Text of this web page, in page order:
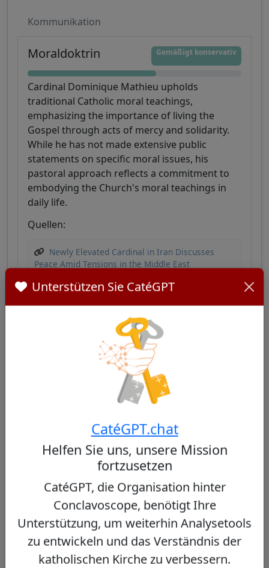
Kommunikation
Moraldoktrin Gemäßigt konservativ
Cardinal Dominique Mathieu upholds
traditional Catholic moral teachings,
emphasizing the importance of living the
Gospel through acts of mercy and solidarity.
While he has not made extensive public
statements on specific moral issues, his
pastoral approach reflects a commitment to
embodying the Church's moral teachings in
daily life.
Quellen:
Newly Elevated Cardinal in Iran Discusses
Peace Amid Tensions in the Middle East
Dominique Mathieu - Wikipedia
Ähnliche Kardinäle
Andere Kardinäle aus Iran
Keine ähnlichen Kardinäle gefunden
Andere Kardinäle aus demselben
Konsistorium
46/100
Fernando Chomalí
Unterstützen Sie CatéGPT
CatéGPT.chat
Helfen Sie uns, unsere Mission
fortzusetzen
CatéGPT, die Organisation hinter
Conclavoscope, benötigt Ihre
Unterstützung, um weiterhin Analysetools
zu entwickeln und das Verständnis der
katholischen Kirche zu verbessern.